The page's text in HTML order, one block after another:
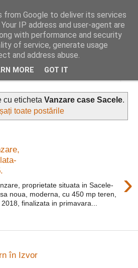
; Vasile Baciu 0768 440 185
cu eticheta Vanzare case Sacele.
toate postările
›
proprietate situata in Sacele-
noua, moderna, cu 450 mp teren,
finalizata in primavara...
în Izvor
from Google to deliver its services
IP address and user-agent are
with performance and security
of service, generate usage
and address abuse.
MORE GOT IT